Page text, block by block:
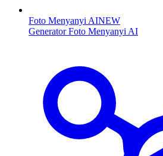
Foto Menyanyi AINEW
Generator Foto Menyanyi AI